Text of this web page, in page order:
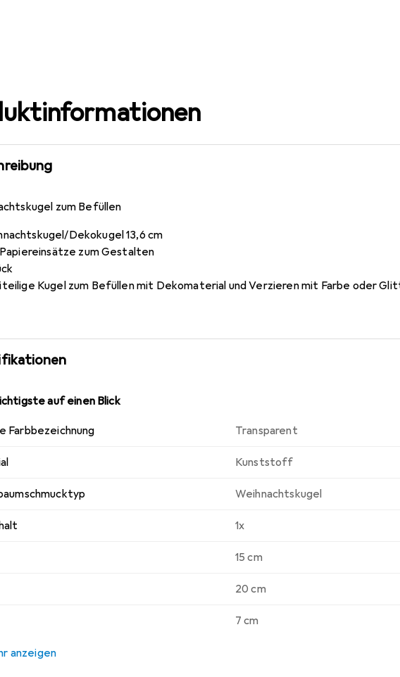
zum Befüllen
Dekokugel 13,6 cm
zum Gestalten
Kugel zum Befüllen mit Dekomaterial und Verzieren mit Farbe oder
auf einen Blick
Farbbezeichnung Transparent
Kunststoff
Weihnachtskugel
1x
15 cm
20 cm
7 cm
anzeigen